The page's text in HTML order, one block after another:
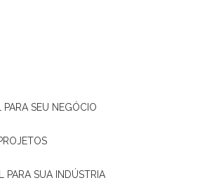
PARA SEU NEGÓCIO
PARA SUA INDÚSTRIA